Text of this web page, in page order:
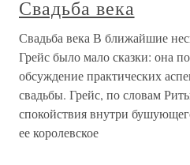
Свадьба века
Свадьба века В ближайшие
Грейс было мало сказки: она
обсуждение практических
свадьбы. Грейс, по словам
спокойствия внутри
ее королевское